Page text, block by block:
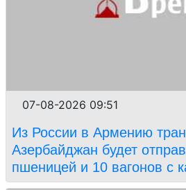
07-08-2026 09:51
Из России в Армению
Азербайджан будет
пшеницей и 10 вагонов с